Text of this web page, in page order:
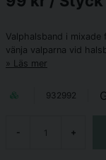
Valphalsband i
vänja valparna vid
Läs mer
932992
- +